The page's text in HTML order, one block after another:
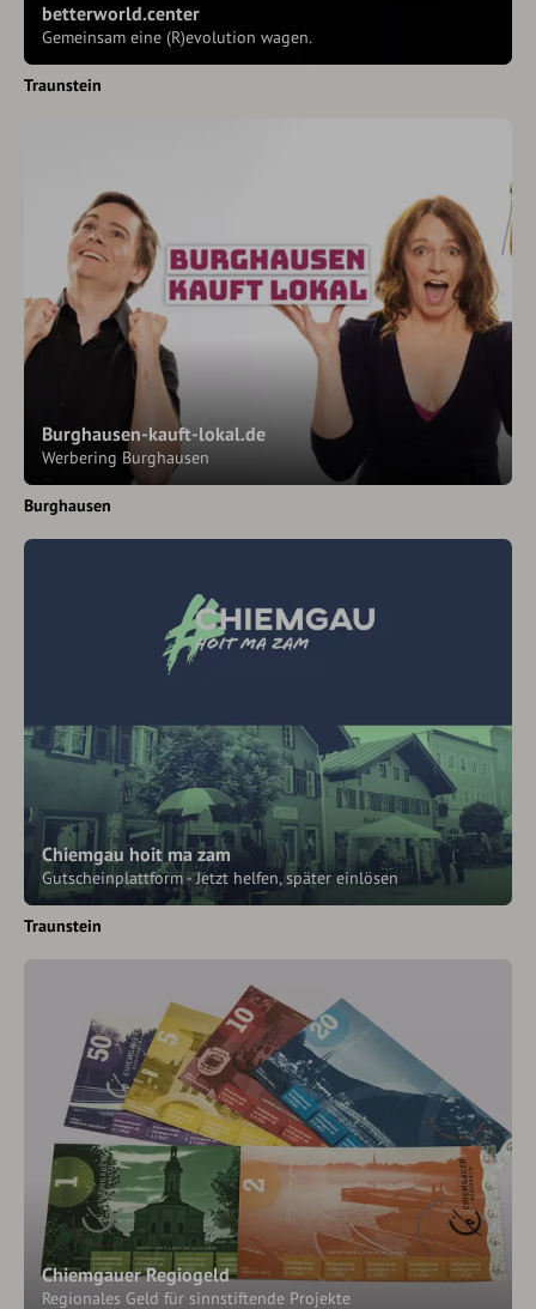
betterworld.center
Gemeinsam eine (R)evolution wagen.
Traunstein
Burghausen-kauft-lokal.de
Werbering Burghausen
Burghausen
Chiemgau hoit ma zam
Gutscheinplattform - Jetzt helfen, später einlösen
Traunstein
Chiemgauer Regiogeld
Regionales Geld für sinnstiftende Projekte